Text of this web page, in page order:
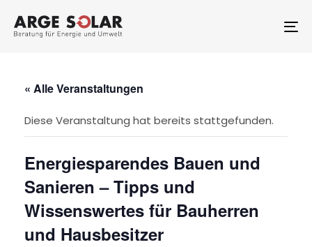
links
primary
content« Alle Veranstaltungen
Diese Veranstaltung hat bereits stattgefunden.
Energiesparendes Bauen und
Sanieren – Tipps und
Wissenswertes für Bauherren
und Hausbesitzer